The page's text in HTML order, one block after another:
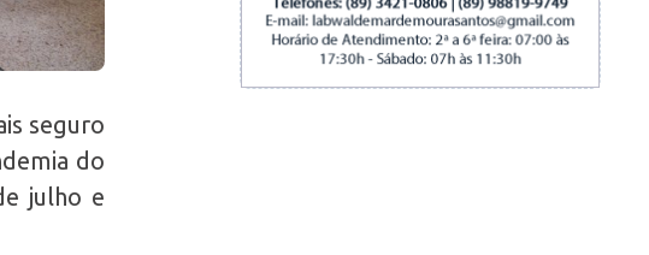
seguro
do
julho e